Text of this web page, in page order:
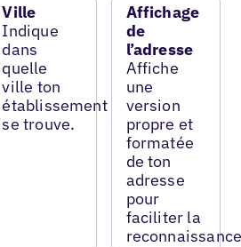
Ville
Indique
dans
quelle
ville ton
établissement
se trouve.
Affichage
de
l’adresse
Affiche
une
version
propre et
formatée
de ton
adresse
pour
faciliter la